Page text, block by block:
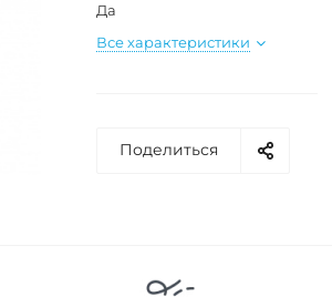
Да
Все характеристики
Поделиться